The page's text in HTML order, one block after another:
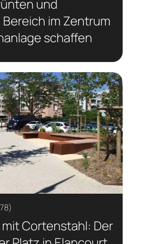
und
im Zentrum
schaffen
Cortenstahl: Der